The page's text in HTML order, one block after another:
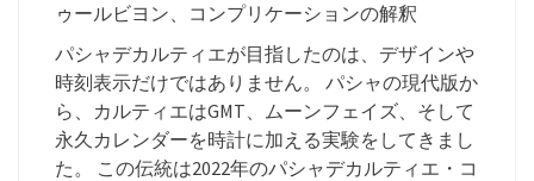
ゥールビヨン、コンプリケーションの解釈
パシャデカルティエが目指したのは、デザインや
時刻表示だけではありません。 パシャの現代版か
ら、カルティエはGMT、ムーンフェイズ、そして
永久カレンダーを時計に加える実験をしてきまし
た。 この伝統は2022年のパシャデカルティエ・コ